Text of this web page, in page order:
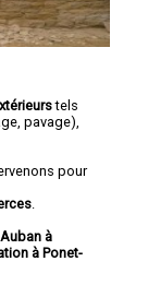
tels
pavage),
pour
à
à Ponet-